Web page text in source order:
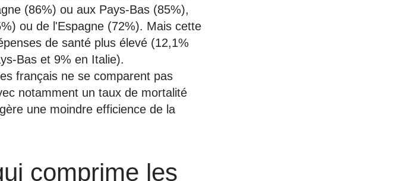
(86%) ou aux Pays-Bas (85%),
ou de l'Espagne (72%). Mais cette
de santé plus élevé (12,1%
Bas et 9% en Italie).
français ne se comparent pas
notamment un taux de mortalité
une moindre efficience de la
comprime les